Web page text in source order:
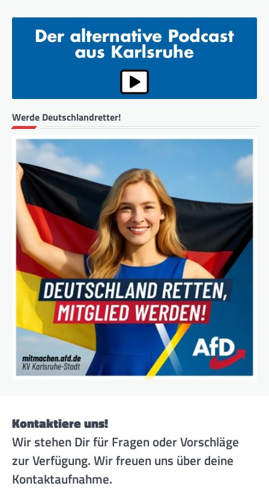
Werde Deutschlandretter!
Kontaktiere uns!
Wir stehen Dir für Fragen oder Vorschläge
zur Verfügung. Wir freuen uns über deine
Kontaktaufnahme.